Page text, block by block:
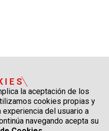
la aceptación de los
cookies propias y
del usuario a
navegando acepta su